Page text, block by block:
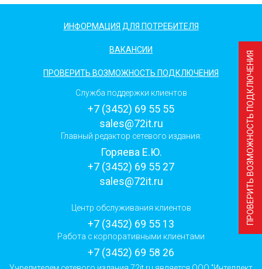
ПРОВЕРИТЬ ВОЗМОЖНОСТЬ ПОДКЛЮЧЕНИЯ
ИНФОРМАЦИЯ ДЛЯ ПОТРЕБИТЕЛЯ
ВАКАНСИИ
ПРОВЕРИТЬ ВОЗМОЖНОСТЬ ПОДКЛЮЧЕНИЯ
Служба поддержки клиентов
+7 (3452) 69 55 55
sales@72it.ru
Главный редактор сетевого издания:
Горяева Е.Ю.
+7 (3452) 69 55 27
sales@72it.ru
Центр обслуживания клиентов
+7 (3452) 69 55 13
Работа с корпоративными клиентами
+7 (3452) 69 58 26